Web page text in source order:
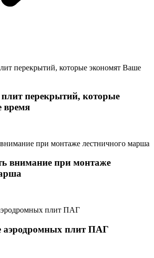
перекрытий, которые
время
внимание при монтаже
аэродромных плит ПАГ